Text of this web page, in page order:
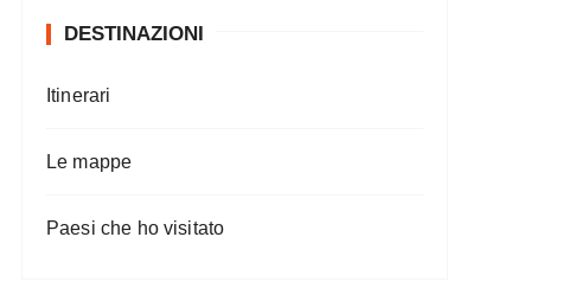
DESTINAZIONI
Itinerari
Le mappe
Paesi che ho visitato